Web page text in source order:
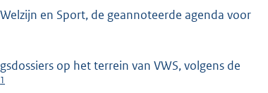
en Sport, de geannoteerde agenda voor
op het terrein van VWS, volgens de
1